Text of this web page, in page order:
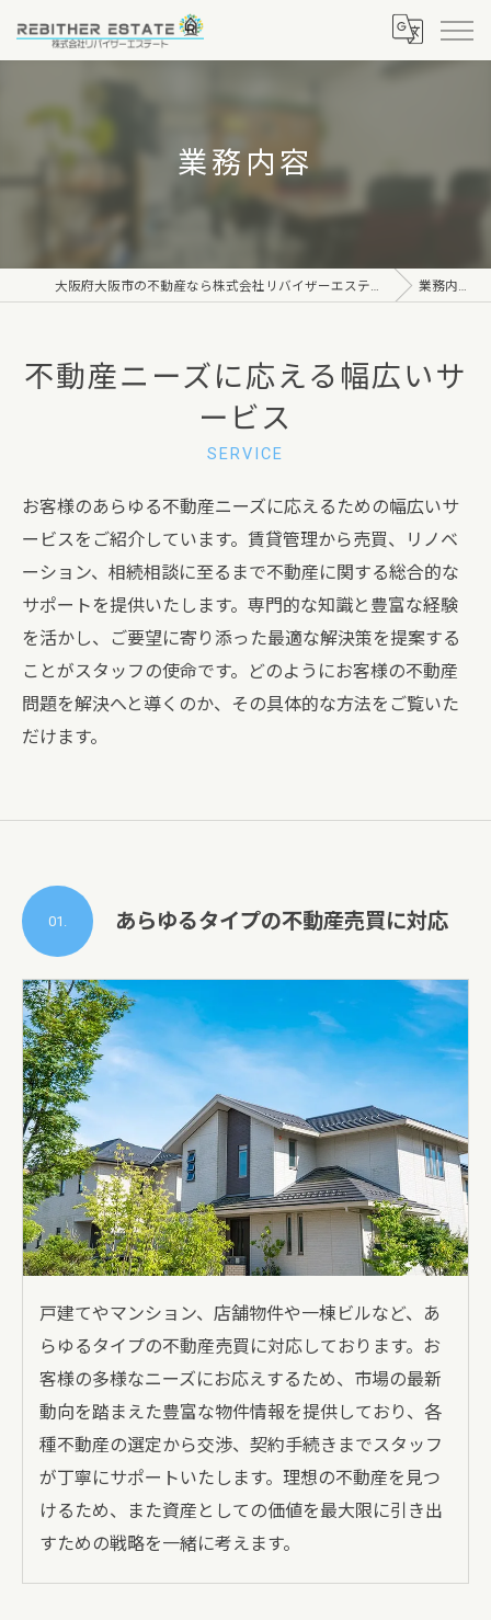
業務内容
大阪府大阪市の不動産なら株式会社リバイザーエステート 業務内容
不動産ニーズに応える幅広いサ
ービス
SERVICE
お客様のあらゆる不動産ニーズに応えるための幅広いサ
ービスをご紹介しています。賃貸管理から売買、リノベ
ーション、相続相談に至るまで不動産に関する総合的な
サポートを提供いたします。専門的な知識と豊富な経験
を活かし、ご要望に寄り添った最適な解決策を提案する
ことがスタッフの使命です。どのようにお客様の不動産
問題を解決へと導くのか、その具体的な方法をご覧いた
だけます。
あらゆるタイプの不動産売買に対応
01.
戸建てやマンション、店舗物件や一棟ビルなど、あ
らゆるタイプの不動産売買に対応しております。お
客様の多様なニーズにお応えするため、市場の最新
動向を踏まえた豊富な物件情報を提供しており、各
種不動産の選定から交渉、契約手続きまでスタッフ
が丁寧にサポートいたします。理想の不動産を見つ
けるため、また資産としての価値を最大限に引き出
すための戦略を一緒に考えます。